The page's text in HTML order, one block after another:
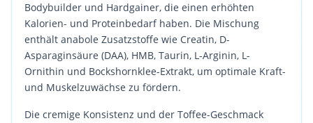
Bodybuilder und Hardgainer, die einen erhöhten
Kalorien- und Proteinbedarf haben. Die Mischung
enthält anabole Zusatzstoffe wie Creatin, D-
Asparaginsäure (DAA), HMB, Taurin, L-Arginin, L-
Ornithin und Bockshornklee-Extrakt, um optimale Kraft-
und Muskelzuwächse zu fördern.
Die cremige Konsistenz und der Toffee-Geschmack